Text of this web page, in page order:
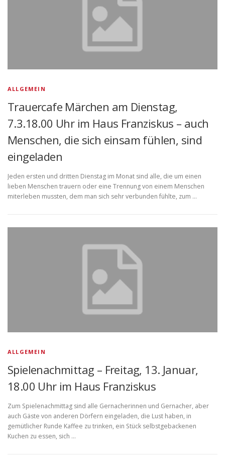
ALLGEMEIN
Trauercafe Märchen am Dienstag,
7.3.18.00 Uhr im Haus Franziskus – auch
Menschen, die sich einsam fühlen, sind
eingeladen
Jeden ersten und dritten Dienstag im Monat sind alle, die um einen
lieben Menschen trauern oder eine Trennung von einem Menschen
miterleben mussten, dem man sich sehr verbunden fühlte, zum …
ALLGEMEIN
Spielenachmittag – Freitag, 13. Januar,
18.00 Uhr im Haus Franziskus
Zum Spielenachmittag sind alle Gernacherinnen und Gernacher, aber
auch Gäste von anderen Dörfern eingeladen, die Lust haben, in
gemütlicher Runde Kaffee zu trinken, ein Stück selbstgebackenen
Kuchen zu essen, sich …